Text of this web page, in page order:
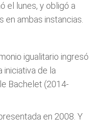
el lunes, y obligó a
en ambas instancias.
igualitario ingresó
iniciativa de la
Bachelet (2014-
en 2008. Y